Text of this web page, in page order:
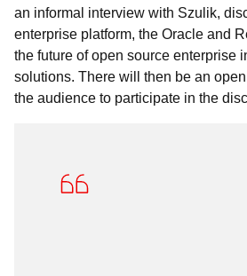
an informal interview with Szulik,
enterprise platform, the Oracle and
the future of open source enterprise
solutions. There will then be an
the audience to participate in the